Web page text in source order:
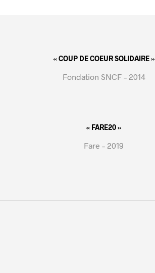
« COUP DE COEUR SOLIDAIRE »
Fondation SNCF – 2014
« FARE20 »
Fare – 2019